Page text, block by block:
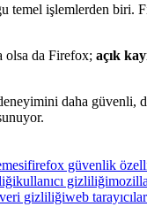
işlemlerden biri.
olsa da Firefox; açık
daha güvenli,
firefox güvenlik
kullanıcı gizliliği
veri gizliliğiweb